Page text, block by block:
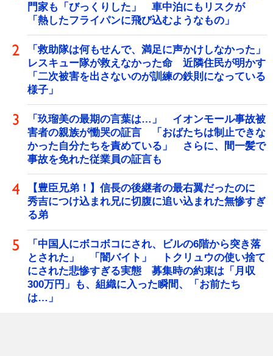
門家も「びっくりした」 車中泊にもリスクが
「熱したフライパンに飛び込むようなもの」
「救助隊は何もせんで、満足に声かけしなかった」
レスキュー隊が救えなかった命 近隣住民が明かす
「二次被害を出さないのが訓練の鉄則になっている
様子」
「玖瑠美の最期の言葉は…」 イオンモール事故被
害者の親族が慟哭の証言 「おばたちは制止できな
かった自分たちを責めている」 さらに、間一髪で
事故を免れた従業員の証言も
【豊臣兄弟！】信長の後継者の最右翼だったのに
秀吉につけ込まれ兄に切腹に追い込まれた無惨すぎ
る弟
「中国人にボコボコにされ、ビルの6階から突き落
とされた」 「闇バイト」 トクリュウの使い捨て
にされた悲惨すぎる実態 募集時の約束は「月収
300万円」も、組織に入った瞬間、「お前たち
は…」